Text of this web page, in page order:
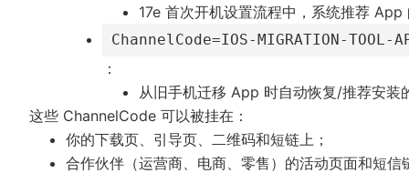
17e 首次开机设置流程中，系统推荐 App
ChannelCode=IOS-MIGRATION-TOOL-
：
从旧手机迁移 App 时自动恢复/推荐安装
这些 ChannelCode 可以被挂在：
你的下载页、引导页、二维码和短链上；
合作伙伴（运营商、电商、零售）的活动页面和短信